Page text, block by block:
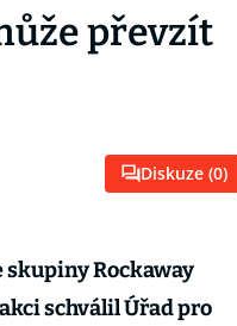
převzít
Diskuze (0)
Rockaway
schválil Úřad pro